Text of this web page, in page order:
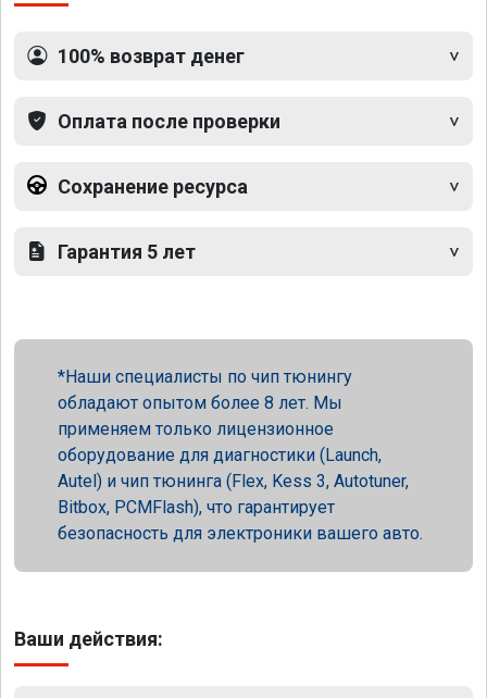
100% возврат денег
Оплата после проверки
Сохранение ресурса
Гарантия 5 лет
Наши специалисты по чип тюнингу
обладают опытом более 8 лет. Мы
применяем только лицензионное
оборудование для диагностики (Launch,
Autel) и чип тюнинга (Flex, Kess 3, Autotuner,
Bitbox, PCMFlash), что гарантирует
безопасность для электроники вашего авто.
Ваши действия: